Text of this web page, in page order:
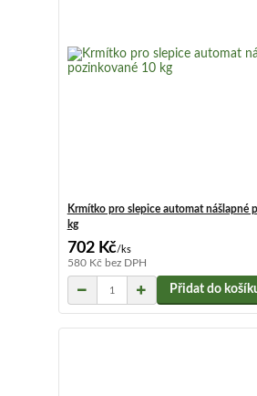
Krmítko pro slepice automat nášlapné
kg
702 Kč/ks
580 Kč bez DPH
Přidat do